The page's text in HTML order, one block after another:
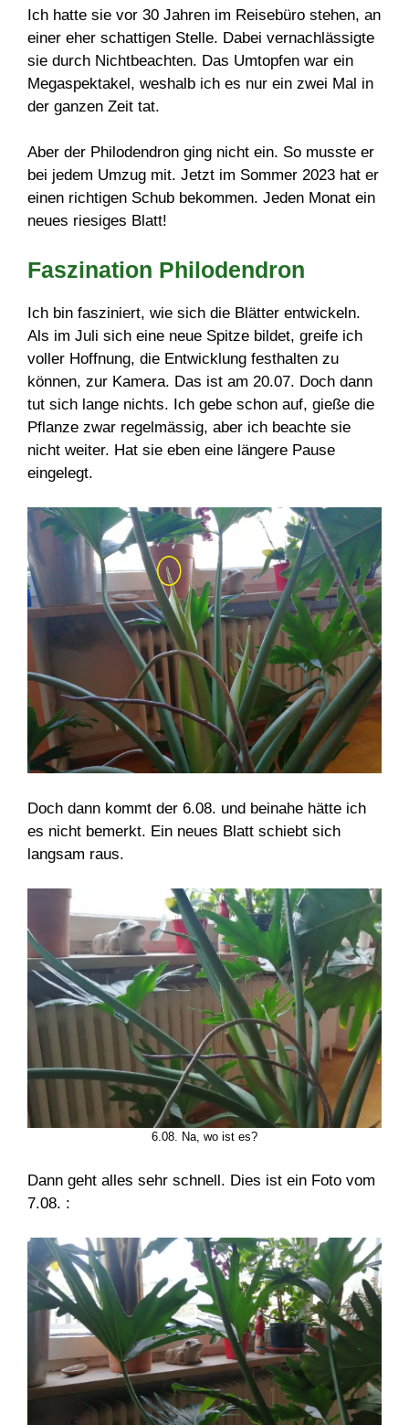
Ich hatte sie vor 30 Jahren im Reisebüro stehen, an
einer eher schattigen Stelle. Dabei vernachlässigte
sie durch Nichtbeachten. Das Umtopfen war ein
Megaspektakel, weshalb ich es nur ein zwei Mal in
der ganzen Zeit tat.
Aber der Philodendron ging nicht ein. So musste er
bei jedem Umzug mit. Jetzt im Sommer 2023 hat er
einen richtigen Schub bekommen. Jeden Monat ein
neues riesiges Blatt!
Faszination Philodendron
Ich bin fasziniert, wie sich die Blätter entwickeln.
Als im Juli sich eine neue Spitze bildet, greife ich
voller Hoffnung, die Entwicklung festhalten zu
können, zur Kamera. Das ist am 20.07. Doch dann
tut sich lange nichts. Ich gebe schon auf, gieße die
Pflanze zwar regelmässig, aber ich beachte sie
nicht weiter. Hat sie eben eine längere Pause
eingelegt.
Doch dann kommt der 6.08. und beinahe hätte ich
es nicht bemerkt. Ein neues Blatt schiebt sich
langsam raus.
6.08. Na, wo ist es?
Dann geht alles sehr schnell. Dies ist ein Foto vom
7.08. :